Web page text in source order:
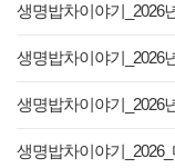
생명밥차이야기_2026
생명밥차이야기_2026
생명밥차이야기